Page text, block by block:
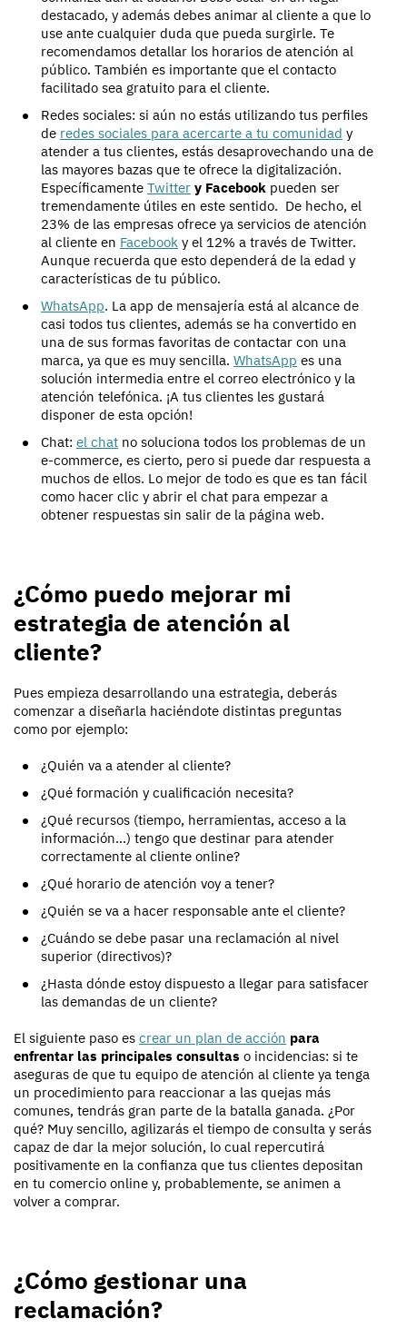
destacado, y además debes animar al cliente a que lo
use ante cualquier duda que pueda surgirle. Te
recomendamos detallar los horarios de atención al
público. También es importante que el contacto
facilitado sea gratuito para el cliente.
Redes sociales: si aún no estás utilizando tus perfiles
de redes sociales para acercarte a tu comunidad y
atender a tus clientes, estás desaprovechando una de
las mayores bazas que te ofrece la digitalización.
Específicamente Twitter y Facebook pueden ser
tremendamente útiles en este sentido. De hecho, el
23% de las empresas ofrece ya servicios de atención
al cliente en Facebook y el 12% a través de Twitter.
Aunque recuerda que esto dependerá de la edad y
características de tu público.
WhatsApp. La app de mensajería está al alcance de
casi todos tus clientes, además se ha convertido en
una de sus formas favoritas de contactar con una
marca, ya que es muy sencilla. WhatsApp es una
solución intermedia entre el correo electrónico y la
atención telefónica. ¡A tus clientes les gustará
disponer de esta opción!
Chat: el chat no soluciona todos los problemas de un
e-commerce, es cierto, pero si puede dar respuesta a
muchos de ellos. Lo mejor de todo es que es tan fácil
como hacer clic y abrir el chat para empezar a
obtener respuestas sin salir de la página web.
¿Cómo puedo mejorar mi
estrategia de atención al
cliente?
Pues empieza desarrollando una estrategia, deberás
comenzar a diseñarla haciéndote distintas preguntas
como por ejemplo:
¿Quién va a atender al cliente?
¿Qué formación y cualificación necesita?
¿Qué recursos (tiempo, herramientas, acceso a la
información…) tengo que destinar para atender
correctamente al cliente online?
¿Qué horario de atención voy a tener?
¿Quién se va a hacer responsable ante el cliente?
¿Cuándo se debe pasar una reclamación al nivel
superior (directivos)?
¿Hasta dónde estoy dispuesto a llegar para satisfacer
las demandas de un cliente?
El siguiente paso es crear un plan de acción para
enfrentar las principales consultas o incidencias: si te
aseguras de que tu equipo de atención al cliente ya tenga
un procedimiento para reaccionar a las quejas más
comunes, tendrás gran parte de la batalla ganada. ¿Por
qué? Muy sencillo, agilizarás el tiempo de consulta y serás
capaz de dar la mejor solución, lo cual repercutirá
positivamente en la confianza que tus clientes depositan
en tu comercio online y, probablemente, se animen a
volver a comprar.
¿Cómo gestionar una
reclamación?